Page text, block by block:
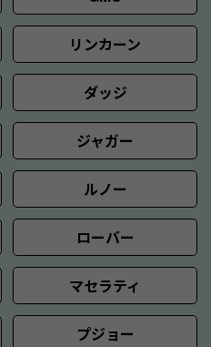
リンカーン
ダッジ
ジャガー
ルノー
ローバー
マセラティ
プジョー